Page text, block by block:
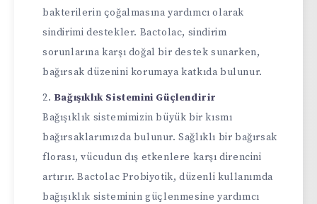
bakterilerin çoğalmasına yardımcı olarak
sindirimi destekler. Bactolac, sindirim
sorunlarına karşı doğal bir destek sunarken,
bağırsak düzenini korumaya katkıda bulunur.
Bağışıklık Sistemini Güçlendirir
Bağışıklık sistemimizin büyük bir kısmı
bağırsaklarımızda bulunur. Sağlıklı bir bağırsak
florası, vücudun dış etkenlere karşı direncini
artırır. Bactolac Probiyotik, düzenli kullanımda
bağışıklık sisteminin güçlenmesine yardımcı